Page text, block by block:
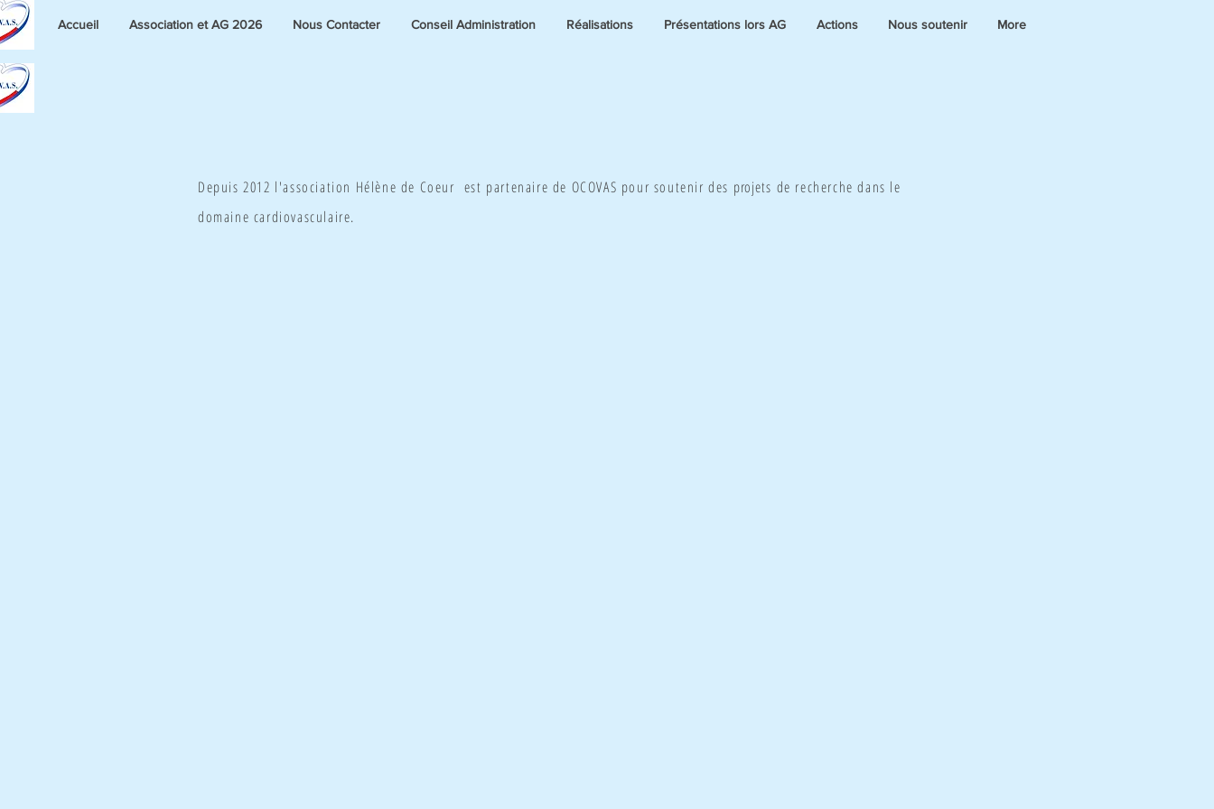
Accueil Association et AG 2026 Nous Contacter Conseil Administration Réalisations Présentations lors AG Actions Nous soutenir More
Depuis 2012 l'association Hélène de Coeur est partenaire de OCOVAS pour soutenir des projets de recherche dans le
domaine cardiovasculaire.